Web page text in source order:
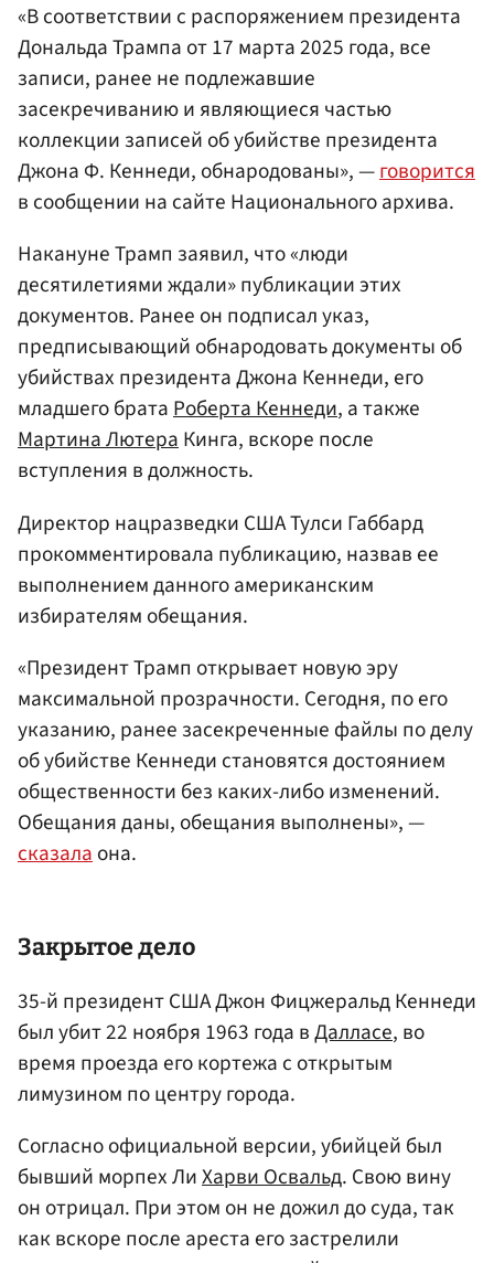
«В соответствии с распоряжением президента
Дональда Трампа от 17 марта 2025 года, все
записи, ранее не подлежавшие
засекречиванию и являющиеся частью
коллекции записей об убийстве президента
Джона Ф. Кеннеди, обнародованы», —говорится
в сообщении на сайте Национального архива.
Накануне Трамп заявил, что «люди
десятилетиями ждали» публикации этих
документов. Ранее он подписал указ,
предписывающий обнародовать документы об
убийствах президента Джона Кеннеди, его
младшего братаРоберта Кеннеди, а также
Мартина ЛютераКинга, вскоре после
вступления в должность.
Директор нацразведки США Тулси Габбард
прокомментировала публикацию, назвав ее
выполнением данного американским
избирателям обещания.
«Президент Трамп открывает новую эру
максимальной прозрачности. Сегодня, по его
указанию, ранее засекреченные файлы по делу
об убийстве Кеннеди становятся достоянием
общественности без каких-либо изменений.
Обещания даны, обещания выполнены», —
сказалаона.
Закрытое дело
35-й президент США Джон Фицжеральд Кеннеди
был убит 22 ноября 1963 года вДалласе, во
время проезда его кортежа с открытым
лимузином по центру города.
Согласно официальной версии, убийцей был
бывший морпех ЛиХарви Освальд. Свою вину
он отрицал. При этом он не дожил до суда, так
как вскоре после ареста его застрелили